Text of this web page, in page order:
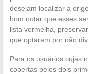
desejam localizar a
bom notar que esses
lista vermelha,
que optaram por não
Para os usuários cujas
cobertas pelos dois